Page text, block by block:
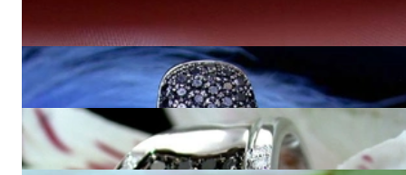
2.880,00 €
Zeitlose schwarze Diamanten Ohrstecker
Extra breiter schwarze Diamanten Ring
4.270,00 €